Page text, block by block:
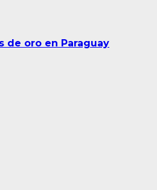
de oro en Paraguay